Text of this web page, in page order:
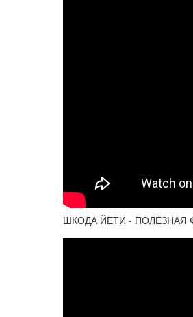
ШКОДА ЙЕТИ -